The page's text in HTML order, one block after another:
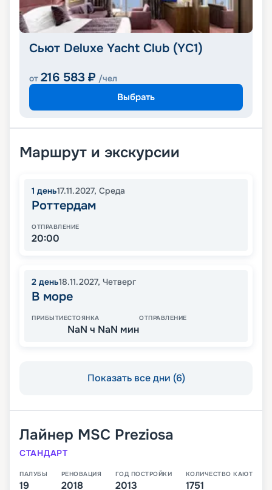
Сьют Deluxe Yacht Club (YC1)
от 216 583 ₽ /чел
Выбрать
Маршрут и экскурсии
1 день17.11.2027, Среда
Роттердам
ОТПРАВЛЕНИЕ
20:00
2 день18.11.2027, Четверг
В море
ПРИБЫТИЕСТОЯНКА
NaN ч NaN мин
ОТПРАВЛЕНИЕ
Показать все дни (6)
Лайнер MSC Preziosa
СТАНДАРТ
ПАЛУБЫ
19
РЕНОВАЦИЯ
2018
ГОД ПОСТРОЙКИ
2013
КОЛИЧЕСТВО КАЮТ
1751